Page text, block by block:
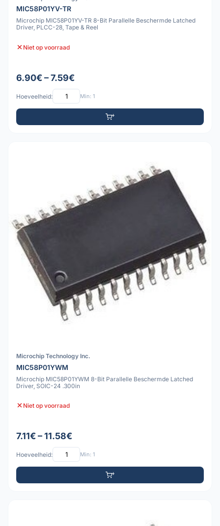
MIC58P01YV-TR
Microchip MIC58P01YV-TR 8-Bit Parallelle Beschermde Latched
Driver, PLCC-28, Tape & Reel
Niet op voorraad
6.90€ – 7.59€
Hoeveelheid: Min: 1
Microchip Technology Inc.
MIC58P01YWM
Microchip MIC58P01YWM 8-Bit Parallelle Beschermde Latched
Driver, SOIC-24 .300in
Niet op voorraad
7.11€ – 11.58€
Hoeveelheid: Min: 1